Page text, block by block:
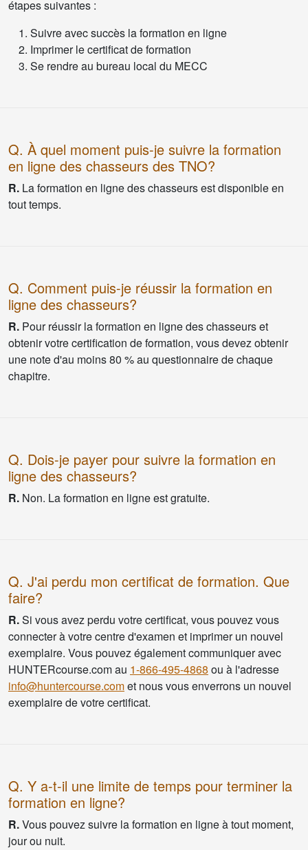
étapes suivantes :
Suivre avec succès la formation en ligne
Imprimer le certificat de formation
Se rendre au bureau local du MECC
Q. À quel moment puis-je suivre la formation
en ligne des chasseurs des TNO?
R. La formation en ligne des chasseurs est disponible en
tout temps.
Q. Comment puis-je réussir la formation en
ligne des chasseurs?
R. Pour réussir la formation en ligne des chasseurs et
obtenir votre certification de formation, vous devez obtenir
une note d'au moins 80 % au questionnaire de chaque
chapitre.
Q. Dois-je payer pour suivre la formation en
ligne des chasseurs?
R. Non. La formation en ligne est gratuite.
Q. J'ai perdu mon certificat de formation. Que
faire?
R.Si vous avez perdu votre certificat, vous pouvez vous
connecter à votre centre d'examen et imprimer un nouvel
exemplaire. Vous pouvez également communiquer avec
HUNTERcourse.com au 1-866-495-4868 ou à l'adresse
info@huntercourse.comet nous vous enverrons un nouvel
exemplaire de votre certificat.
Q. Y a-t-il une limite de temps pour terminer la
formation en ligne?
R.Vous pouvez suivre la formation en ligne à tout moment,
jour ou nuit.